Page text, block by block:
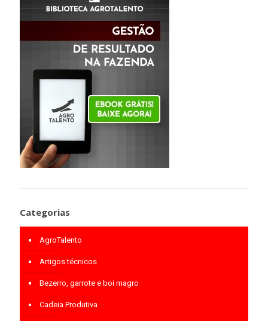
Categorias
AgroTalento
Artigos técnicos
Bezerro, garrote e boi magro
Cadeia Produtiva